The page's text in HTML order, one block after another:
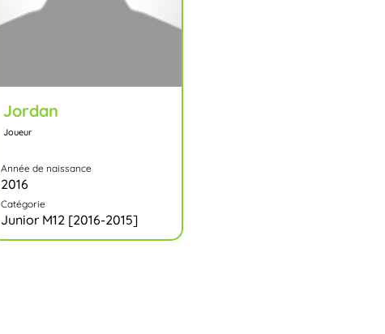
Jordan
Joueur
Année de naissance
2016
Catégorie
Junior M12 [2016-2015]